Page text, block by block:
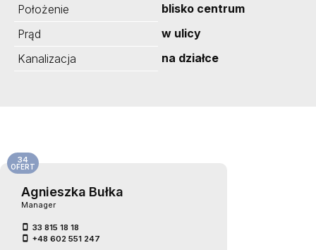
Położenie
blisko centrum
Prąd
w ulicy
Kanalizacja
na działce
Agnieszka Bułka
Manager
33 815 18 18
+48 602 551 247
34
OFERT